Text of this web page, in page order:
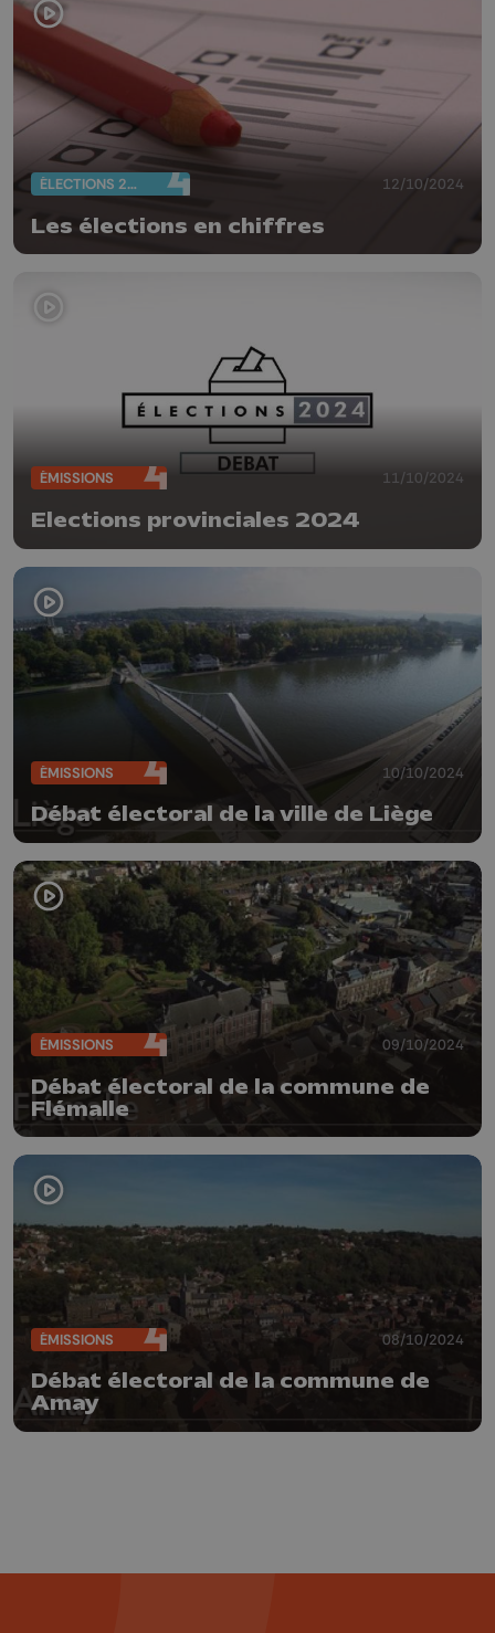
ÉLECTIONS 2024 12/10/2024
Les élections en chiffres
ÉMISSIONS 11/10/2024
Elections provinciales 2024
ÉMISSIONS 10/10/2024
Débat électoral de la ville de Liège
ÉMISSIONS 09/10/2024
Débat électoral de la commune de
Flémalle
ÉMISSIONS 08/10/2024
Débat électoral de la commune de
Amay